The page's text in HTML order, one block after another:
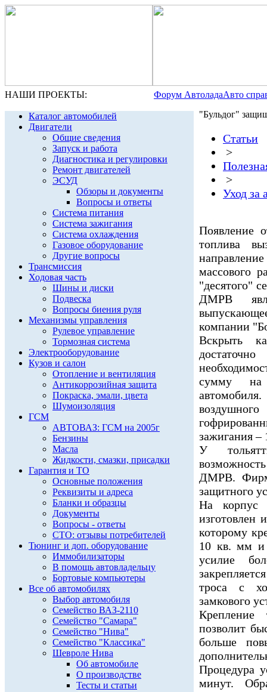
НАШИ ПРОЕКТЫ: Форум АвтоладаАвто
Каталог автомобилей
Двигатели
Общие сведения
Запуск и работа
Диагностика и регулировки
Ремонт двигателей
ЭСУД
Обзоры и документы
Вопросы и ответы
Система питания
Система зажигания
Система охлаждения
Газовое оборудование
Другие вопросы
Трансмиссия
Ходовая часть
Шины и диски
Подвеска
Вопросы биения руля
Механизмы управления
Рулевое управление
Тормозная система
Электрооборудование
Кузов и салон
Отопление и вентиляция
Антикоррозийная защита
Покраска, эмали, цвета
Шумоизоляция
ГСМ
АВТОВАЗ: ГСМ на 2005г
Бензины
Масла
Жидкости, смазки, присадки
Гарантия и ТО
Основные положения
Реквизиты и адреса
Бланки и образцы
Документы
Вопросы - ответы
СТО: отзывы потребителей
Тюнинг и доп. оборудование
Иммобилизаторы
В помощь автовладельцу
Бортовые компьютеры
Все об автомобилях
Выбор автомобиля
Семейство ВАЗ-2110
Семейство "Самара"
Семейство "Нива"
Семейство "Классика"
Шевроле Нива
Об автомобиле
О производстве
Тесты и статьи
"Бульдог"
Статьи
>
>
Уход за
Появление
топлива
массового
"десятого"
ДМРВ
компании
Вскрыть
сумму на
зажигания –
У
ДМРВ.
защитного
На корпус
изготовлен
которому
10 кв. мм и
усилие
троса с
замкового
Крепление
позволит
больше
Процедура
минут.